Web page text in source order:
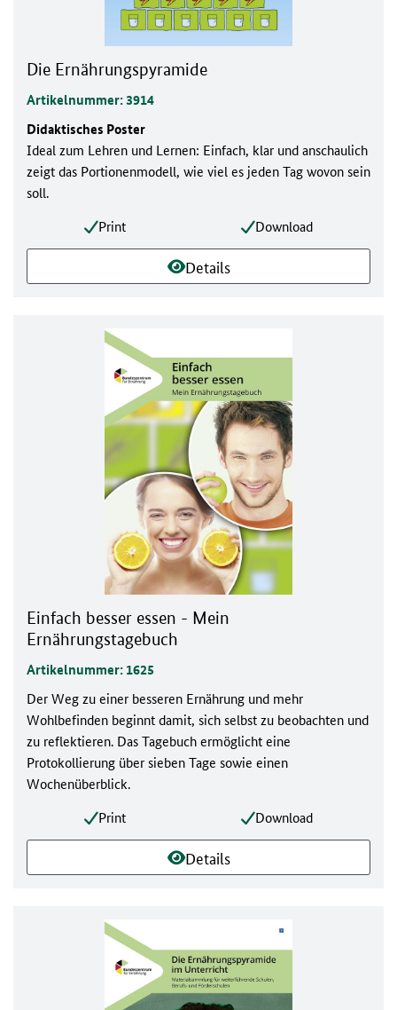
Die Ernährungspyramide
Artikelnummer: 3914
Didaktisches Poster
Ideal zum Lehren und Lernen: Einfach, klar und anschaulich
zeigt das Portionenmodell, wie viel es jeden Tag wovon sein
soll.
Print
Download
Details
Einfach besser essen - Mein
Ernährungstagebuch
Artikelnummer: 1625
Der Weg zu einer besseren Ernährung und mehr
Wohlbefinden beginnt damit, sich selbst zu beobachten und
zu reflektieren. Das Tagebuch ermöglicht eine
Protokollierung über sieben Tage sowie einen
Wochenüberblick.
Print
Download
Details